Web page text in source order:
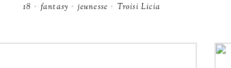
18 · fantasy · jeunesse · Troisi Licia